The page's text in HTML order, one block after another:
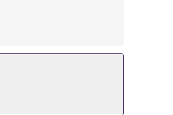
bis 10:00 Uhr und am